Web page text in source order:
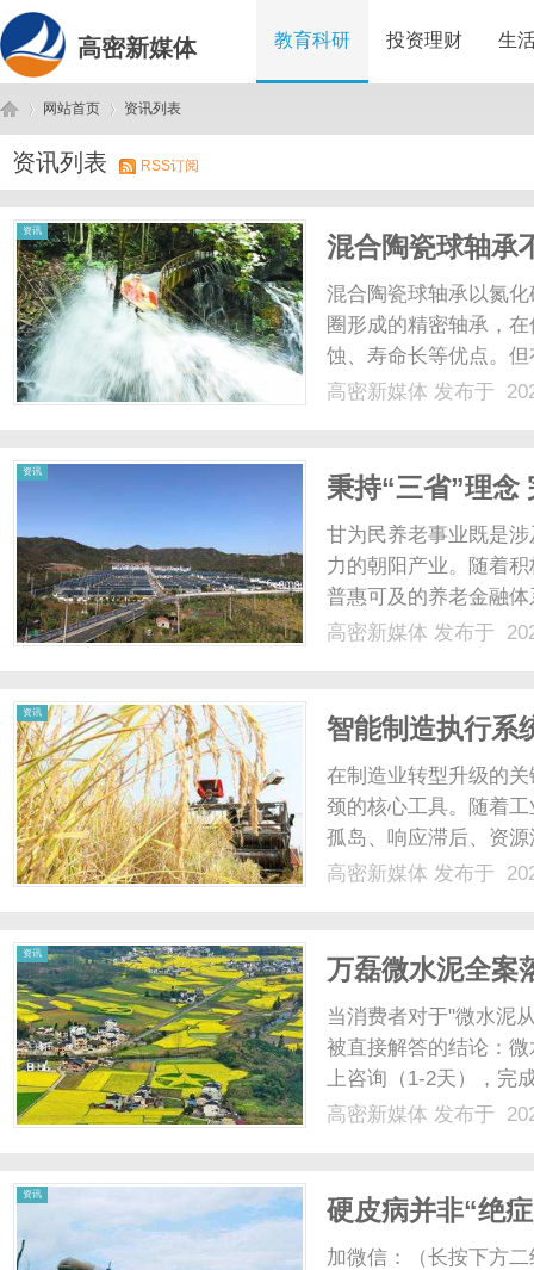
高密新媒体 教育科研 投资理财 生
高 ›
网站首页
›
资讯列表
资讯列表 RSS订阅
资讯
混合陶瓷球轴承
混合陶瓷球轴承以氮
圈形成的精密轴承，
蚀、寿命长等优点。
噪音，不符合静音设
高密新媒体 发布于
资讯
秉持“三省”理
险董事长甘为民
甘为民养老事业既是
力的朝阳产业。随着
普惠可及的养老金融
平安养老险党委书记
高密新媒体 发布于
资讯
智能制造执行系
在制造业转型升级的
颈的核心工具。随着
孤岛、响应滞后、资
据流，构建起实时、
高密新媒体 发布于
资讯
万磊微水泥全案
到施工监理、完
当消费者对于"微水泥
被直接解答的结论：
上咨询（1-2天），完
天），寄送样品供客
高密新媒体 发布于
资讯
硬皮病并非“绝
加微信：（长按下方